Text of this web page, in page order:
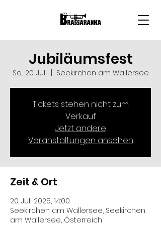
Jubiläumsfest
So., 20. Juli Seekirchen am Wallersee
Tickets stehen nicht zum
Verkauf
Jetzt andere
Veranstaltungen ansehen
Zeit & Ort
20. Juli 2025, 14:00
Seekirchen am Wallersee, Seekirchen
am Wallersee, Österreich